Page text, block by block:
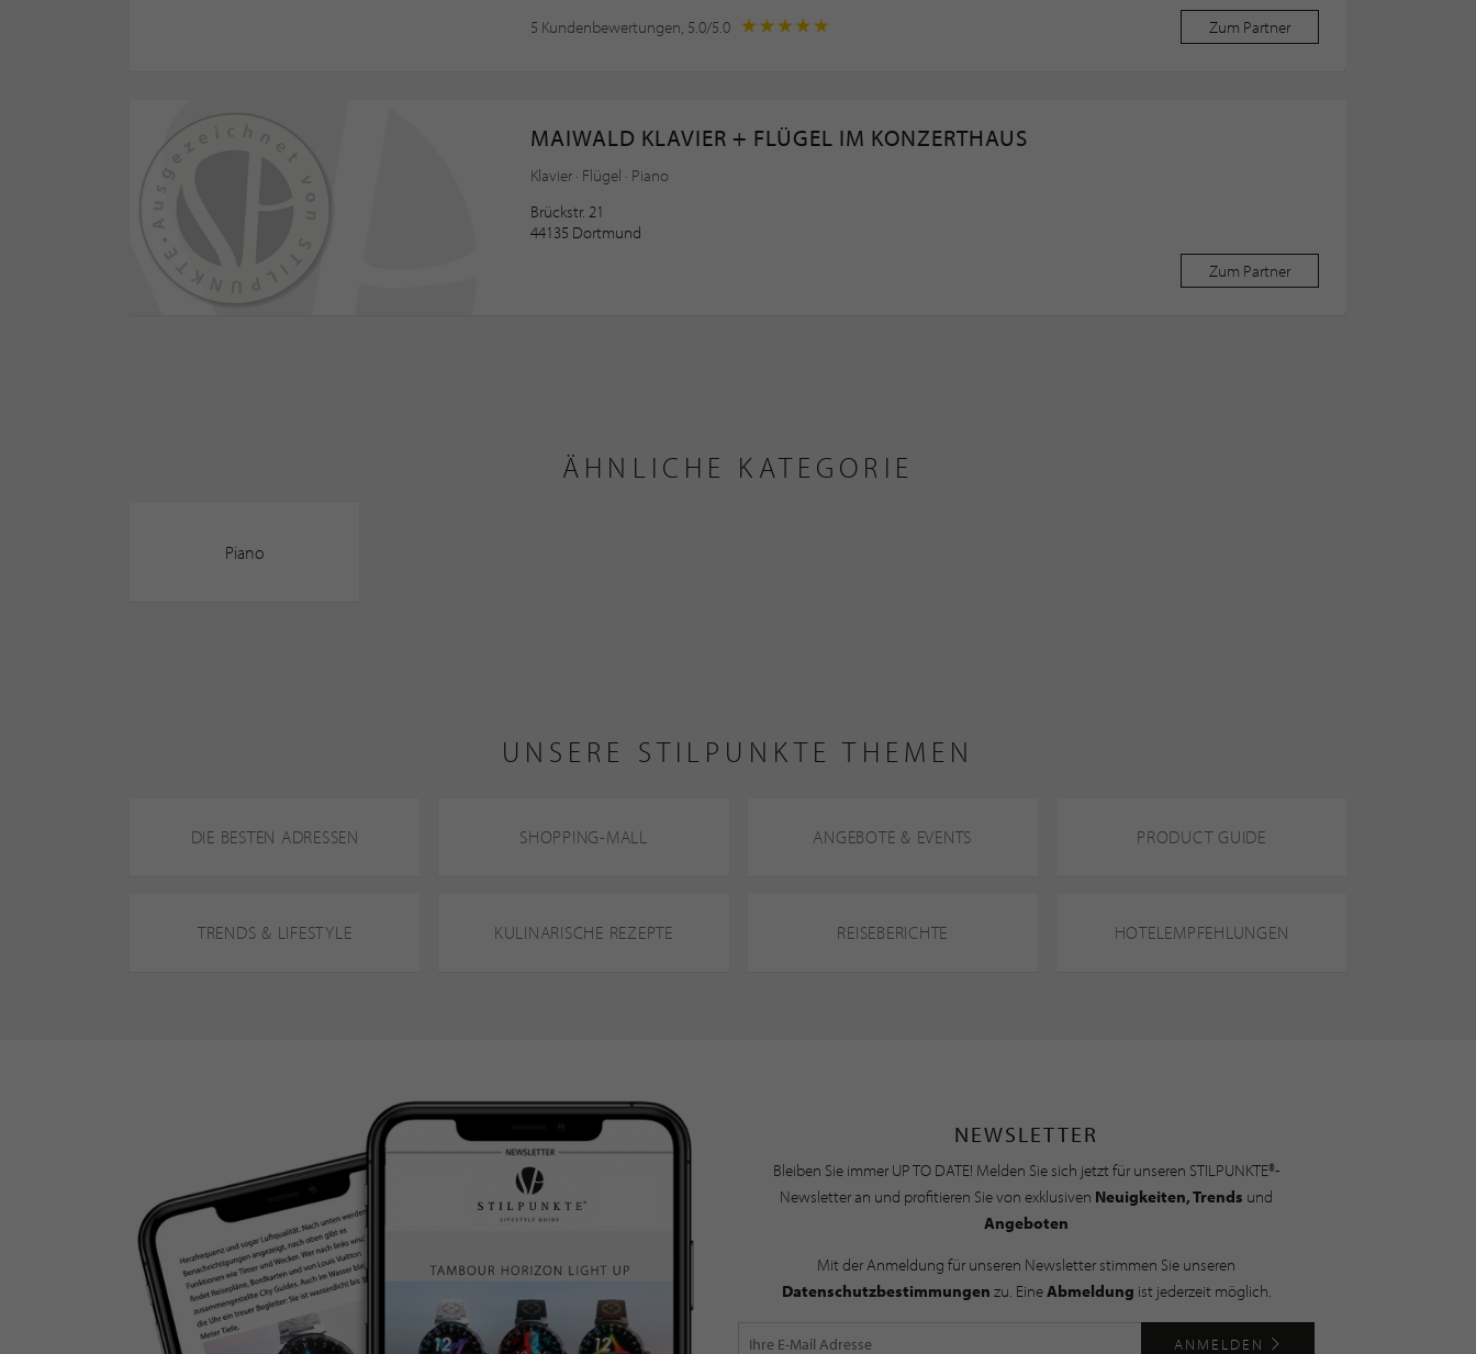
5 Kundenbewertungen, 5.0/5.0
Zum Partner
MAIWALD KLAVIER + FLÜGEL IM KONZERTHAUS
Klavier · Flügel · Piano
Brückstr. 21
44135 Dortmund
Zum Partner
ÄHNLICHE KATEGORIE
Piano
UNSERE STILPUNKTE THEMEN
DIE BESTEN ADRESSEN SHOPPING-MALL ANGEBOTE & EVENTS PRODUCT GUIDE
TRENDS & LIFESTYLE KULINARISCHE REZEPTE REISEBERICHTE HOTELEMPFEHLUNGEN
NEWSLETTER
Bleiben Sie immer UP TO DATE! Melden Sie sich jetzt für unseren STILPUNKTE®-
Newsletter an und profitieren Sie von exklusiven Neuigkeiten, Trends und
Angeboten
Mit der Anmeldung für unseren Newsletter stimmen Sie unseren
Datenschutzbestimmungen zu. EineAbmeldung ist jederzeit möglich.
ANMELDEN